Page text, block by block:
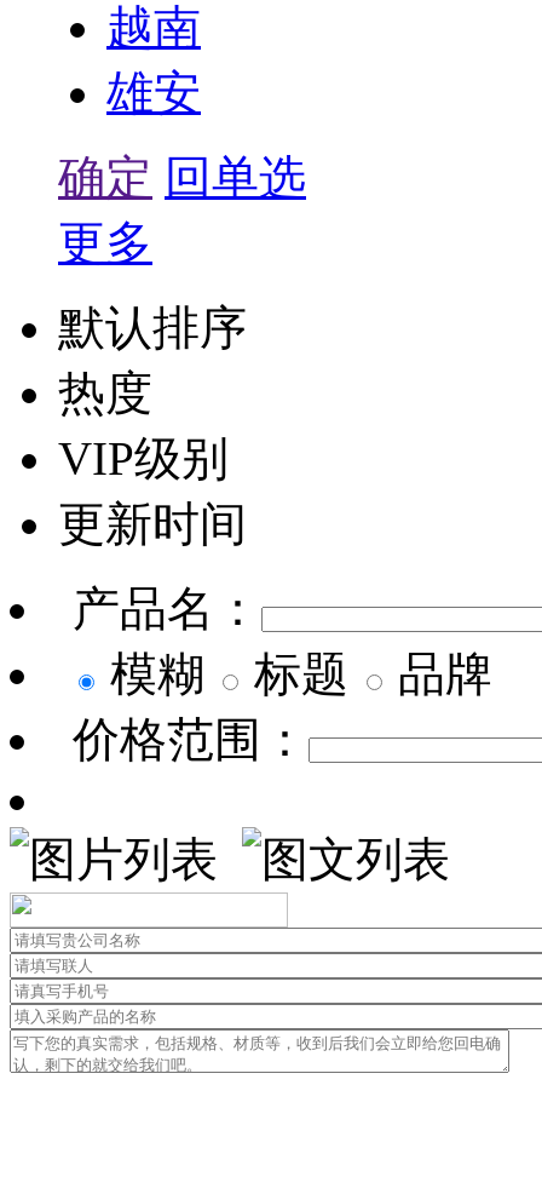
越南
雄安
确定 回单选
更多
默认排序
热度
VIP级别
更新时间
产品名：
模糊
标题
品牌
价格范围：